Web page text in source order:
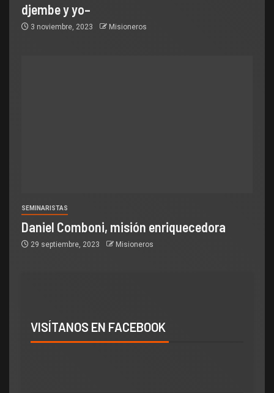
djembe y yo–
3 noviembre, 2023 Misioneros
SEMINARISTAS
Daniel Comboni, misión enriquecedora
29 septiembre, 2023 Misioneros
VISÍTANOS EN FACEBOOK